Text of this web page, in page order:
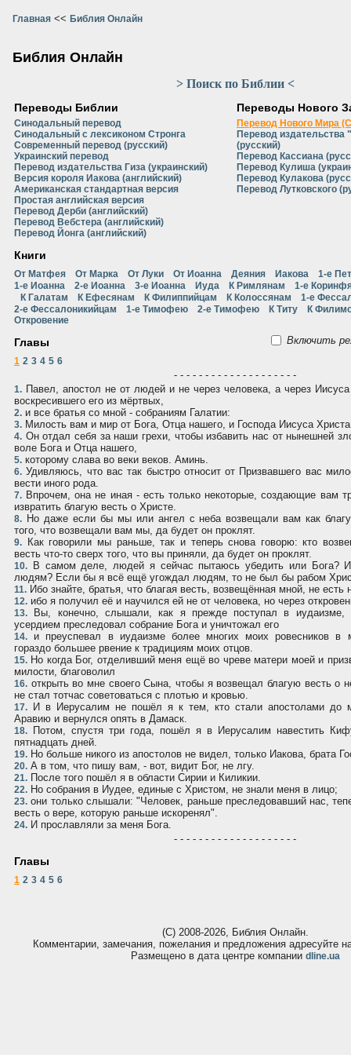
Главная << Библия Онлайн
Библия Онлайн
> Поиск по Библии <
Переводы Библии
Синодальный перевод
Синодальный с лексиконом Стронга
Современный перевод (русский)
Украинский перевод
Перевод издательства Гиза (украинский)
Версия короля Иакова (английский)
Американская стандартная версия
Простая английская версия
Перевод Дерби (английский)
Перевод Вебстера (английский)
Перевод Йонга (английский)
Переводы Нового
Перевод Нового Мира
Перевод
(русский)
Перевод Кассиана
Перевод Кулиша
Перевод Кулакова
Перевод Лутковского
Книги
От Матфея От Марка От Луки От Иоанна Деяния Иакова
1-е
1-е Иоанна
2-е Иоанна 3-е Иоанна Иуда К Римлянам
1-е
К Галатам
К Ефесянам К Филиппийцам К Колоссянам
1-е
2-е Фессалоникийцам
1-е Тимофею 2-е Тимофею К Титу
К
Откровение
Главы Включить
1 2 3 4 5 6
- - - - - - - - - - - - - - - - - - - -
1. Павел, апостол не от людей и не через человека, а через
воскресившего его из мёртвых,
2. и все братья со мной - собраниям Галатии:
3. Милость вам и мир от Бога, Отца нашего, и Господа Иисуса
4. Он отдал себя за наши грехи, чтобы избавить нас от нынешней
воле Бога и Отца нашего,
5. которому слава во веки веков. Аминь.
6. Удивляюсь, что вас так быстро относит от Призвавшего вас
вести иного рода.
7. Впрочем, она не иная - есть только некоторые, создающие вам
извратить благую весть о Христе.
8. Но даже если бы мы или ангел с неба возвещали вам как
того, что возвещали вам мы, да будет он проклят.
9. Как говорили мы раньше, так и теперь снова говорю: кто
весть что-то сверх того, что вы приняли, да будет он проклят.
10. В самом деле, людей я сейчас пытаюсь убедить или Бога?
людям? Если бы я всё ещё угождал людям, то не был бы рабом
11. Ибо знайте, братья, что благая весть, возвещённая мной, не есть
12. ибо я получил её и научился ей не от человека, но через
13. Вы, конечно, слышали, как я прежде поступал в
усердием преследовал собрание Бога и уничтожал его
14. и преуспевал в иудаизме более многих моих ровесников в
гораздо большее рвение к традициям моих отцов.
15. Но когда Бог, отделивший меня ещё во чреве матери моей и
милости, благоволил
16. открыть во мне своего Сына, чтобы я возвещал благую весть о
не стал тотчас советоваться с плотью и кровью.
17. И в Иерусалим не пошёл я к тем, кто стали апостолами до
Аравию и вернулся опять в Дамаск.
18. Потом, спустя три года, пошёл я в Иерусалим навестить
пятнадцать дней.
19. Но больше никого из апостолов не видел, только Иакова, брата
20. А в том, что пишу вам, - вот, видит Бог, не лгу.
21. После того пошёл я в области Сирии и Киликии.
22. Но собрания в Иудее, единые с Христом, не знали меня в лицо;
23. они только слышали: "Человек, раньше преследовавший нас,
весть о вере, которую раньше искоренял".
24. И прославляли за меня Бога.
- - - - - - - - - - - - - - - - - - - -
Главы
1 2 3 4 5 6
(С) 2008-2026, Библия Онлайн.
Комментарии, замечания, пожелания и предложения адресуйте
Размещено в дата центре компании dline.ua